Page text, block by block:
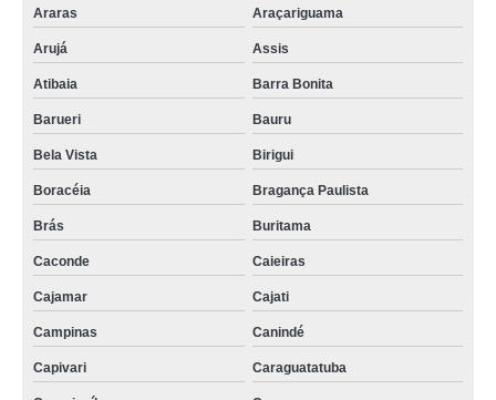
Araras Araçariguama
Arujá Assis
Atibaia Barra Bonita
Barueri Bauru
Bela Vista Birigui
Boracéia Bragança Paulista
Brás Buritama
Caconde Caieiras
Cajamar Cajati
Campinas Canindé
Capivari Caraguatatuba